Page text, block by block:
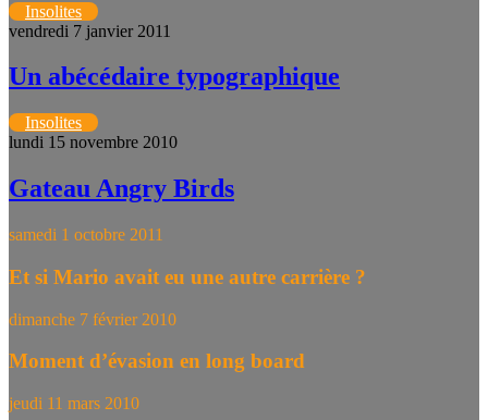
Insolites
vendredi 7 janvier 2011
Un abécédaire typographique
Insolites
lundi 15 novembre 2010
Gateau Angry Birds
samedi 1 octobre 2011
Et si Mario avait eu une autre carrière ?
dimanche 7 février 2010
Moment d’évasion en long board
jeudi 11 mars 2010